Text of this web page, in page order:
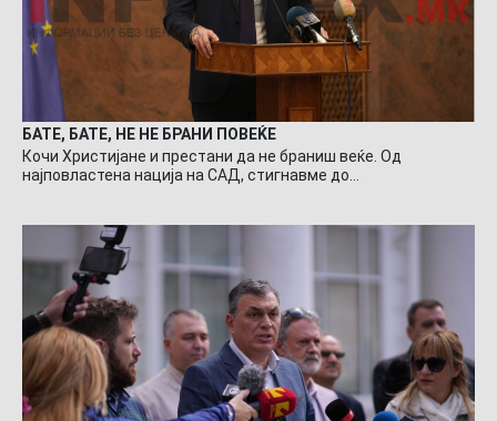
БАТЕ, БАТЕ, НЕ НЕ БРАНИ ПОВЕЌЕ
Кочи Христијане и престани да не браниш веќе. Од
најповластена нација на САД, стигнавме до…